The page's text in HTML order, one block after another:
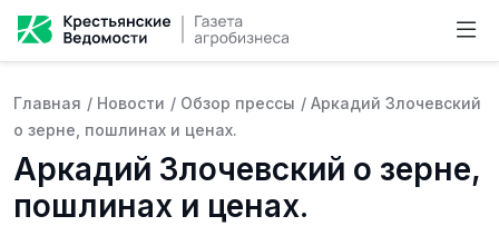
Главная / Новости / Обзор прессы / Аркадий Злочевский
о зерне, пошлинах и ценах.
Аркадий Злочевский о зерне,
пошлинах и ценах.